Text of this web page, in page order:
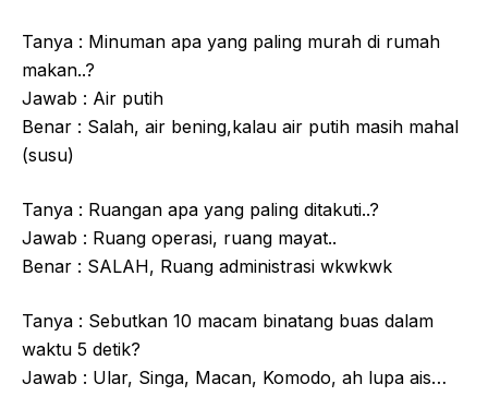
Tanya : Minuman apa yang paling murah di rumah
makan..?
Jawab : Air putih
Benar : Salah, air bening,kalau air putih masih mahal
(susu)
Tanya : Ruangan apa yang paling ditakuti..?
Jawab : Ruang operasi, ruang mayat..
Benar : SALAH, Ruang administrasi wkwkwk
Tanya : Sebutkan 10 macam binatang buas dalam
waktu 5 detik?
Jawab : Ular, Singa, Macan, Komodo, ah lupa ais…